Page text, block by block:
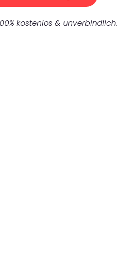
kostenlos & unverbindlich.